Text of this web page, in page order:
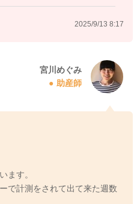
2025/9/13 8:17
宮川めぐみ
助産師
ます。
で計測をされて出て来た週数